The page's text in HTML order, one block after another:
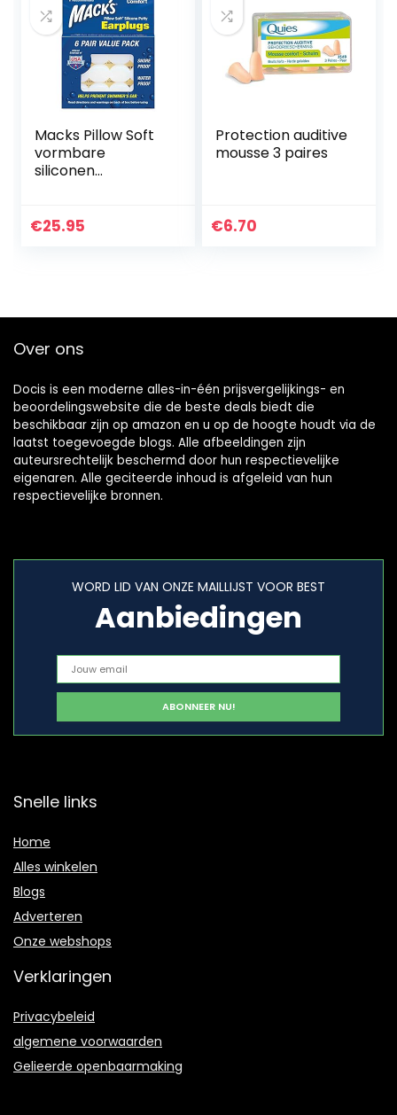
Macks Pillow Soft
vormbare
siliconen
€25.95
Protection auditive
mousse 3 paires
€6.70
Over ons
Docis is een moderne alles-in-één prijsvergelijkings- en
beoordelingswebsite die de beste deals biedt die
beschikbaar zijn op amazon en u op de hoogte houdt via de
laatst toegevoegde blogs. Alle afbeeldingen zijn
auteursrechtelijk beschermd door hun respectievelijke
eigenaren. Alle geciteerde inhoud is afgeleid van hun
respectievelijke bronnen.
WORD LID VAN ONZE MAILLIJST VOOR BEST
Aanbiedingen
Snelle links
Home
Alles winkelen
Blogs
Adverteren
Onze webshops
Verklaringen
Privacybeleid
algemene voorwaarden
Gelieerde openbaarmaking